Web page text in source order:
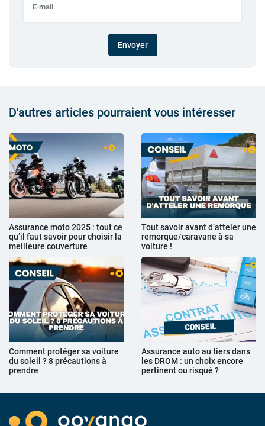
Envoyer
D'autres articles pourraient vous intéresser
Assurance moto 2025 : tout ce
qu’il faut savoir pour choisir la
meilleure couverture
Tout savoir avant d’atteler une
remorque/caravane à sa
voiture !
Comment protéger sa voiture
du soleil ? 8 précautions à
prendre
Assurance auto au tiers dans
les DROM : un choix encore
pertinent ou risqué ?